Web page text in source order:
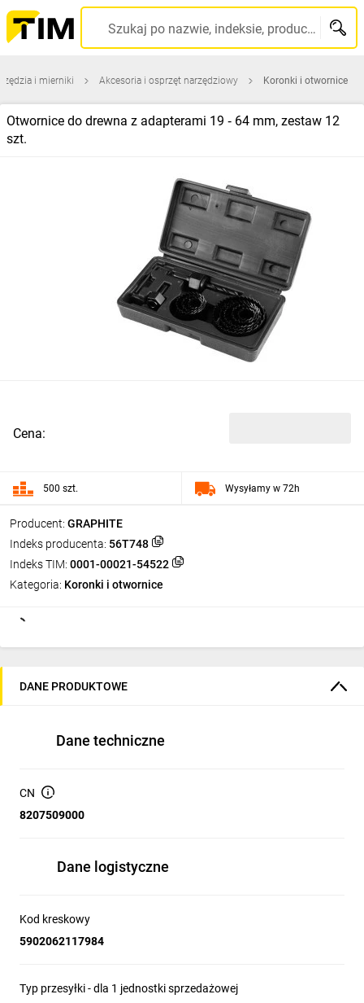
Szukaj po nazwie, indeksie, producencie, kodzie kreskowym...
i mierniki Akcesoria i osprzęt narzędziowy Koronki i otwornice
Otwornice do drewna z adapterami 19 ‑ 64 mm, zestaw 12
szt.
Producent: GRAPHITE
Indeks producenta: 56T748
Indeks TIM: 0001-00021-54522
Kategoria: Koronki i otwornice
Cena:
500 szt. Wysyłamy w 72h
DANE PRODUKTOWE
Dane techniczne
CN
8207509000
Dane logistyczne
Kod kreskowy
5902062117984
Typ przesyłki - dla 1 jednostki sprzedażowej